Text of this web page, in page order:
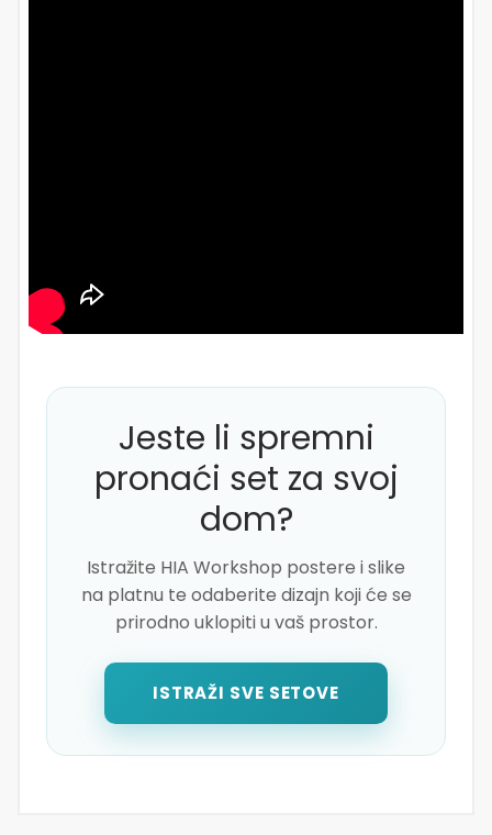
Jeste li spremni
pronaći set za svoj
dom?
Istražite HIA Workshop postere i slike
na platnu te odaberite dizajn koji će se
prirodno uklopiti u vaš prostor.
ISTRAŽI SVE SETOVE